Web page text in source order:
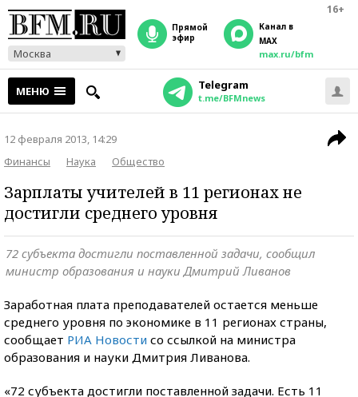
16+
Москва
прямой
эфир
Канал в
MAX
max.ru/bfm
МЕНЮ Telegram
t.me/BFMnews
12 февраля 2013, 14:29
Финансы
Наука Общество
Зарплаты учителей в 11 регионах не
достигли среднего уровня
72 субъекта достигли поставленной задачи, сообщил
министр образования и науки Дмитрий Ливанов
Заработная плата преподавателей остается меньше
среднего уровня по экономике в 11 регионах страны,
сообщает РИА Новости со ссылкой на министра
образования и науки Дмитрия Ливанова.
«72 субъекта достигли поставленной задачи. Есть 11